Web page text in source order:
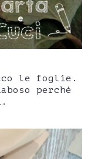
le foglie.
perché